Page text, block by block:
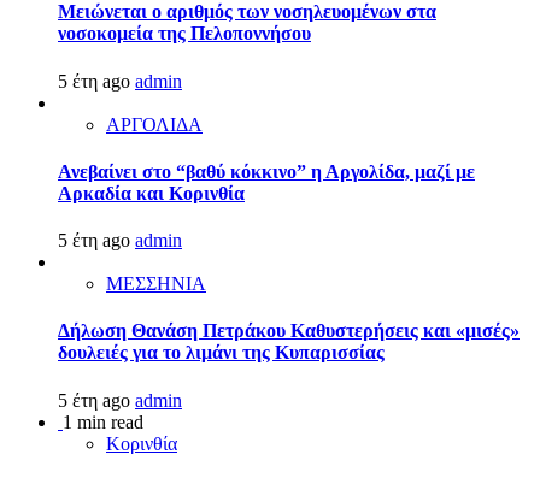
Μειώνεται ο αριθμός των νοσηλευομένων στα
νοσοκομεία της Πελοποννήσου
5 έτη ago admin
ΑΡΓΟΛΙΔΑ
Ανεβαίνει στο “βαθύ κόκκινο” η Αργολίδα, μαζί με
Αρκαδία και Κορινθία
5 έτη ago admin
ΜΕΣΣΗΝΙΑ
Δήλωση Θανάση Πετράκου Καθυστερήσεις και «μισές»
δουλειές για το λιμάνι της Κυπαρισσίας
5 έτη ago admin
1 min read
Κορινθία